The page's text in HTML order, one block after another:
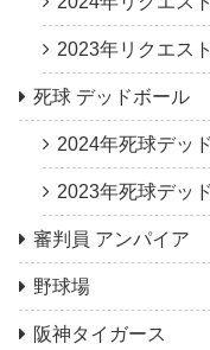
2023年リクエス
死球 デッドボール
2024年死球デッ
2023年死球デッ
審判員 アンパイア
野球場
阪神タイガース